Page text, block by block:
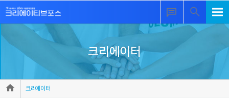
크리에이터
크리에이터